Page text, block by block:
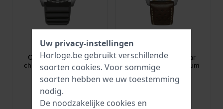
AT2569-04L
Chrono 43 mm Solar
chronograaf met datum
€ 269,-
● Op voorraad
Chrono 40 mm Solar
chronograaf met datum
€ 259,-
● Op voorraad
Uw privacy-instellingen
Horloge.be gebruikt verschillende
soorten cookies. Voor sommige
soorten hebben we uw toestemming
nodig.
De noodzakelijke cookies en